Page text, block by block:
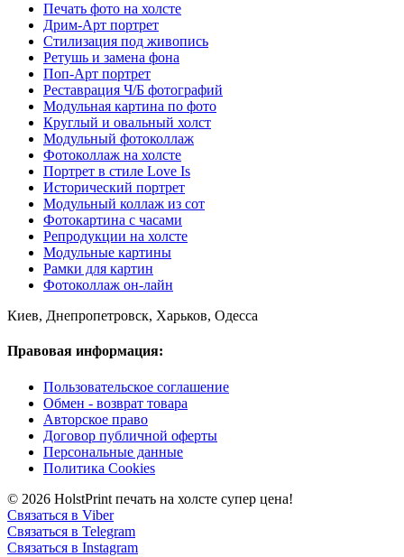
Печать фото на холсте
Дрим-Арт портрет
Стилизация под живопись
Ретушь и замена фона
Поп-Арт портрет
Реставрация Ч/Б фотографий
Модульная картина по фото
Круглый и овальный холст
Модульный фотоколлаж
Фотоколлаж на холсте
Портрет в стиле Love Is
Исторический портрет
Модульный коллаж из сот
Фотокартина с часами
Репродукции на холсте
Модульные картины
Рамки для картин
Фотоколлаж он-лайн
Киев, Днепропетровск, Харьков, Одесса
Правовая информация:
Пользовательское соглашение
Обмен - возврат товара
Авторское право
Договор публичной оферты
Персональные данные
Политика Cookies
© 2026 HolstPrint печать на холсте супер цена!
Связаться в Viber
Связаться в Telegram
Связаться в Instagram